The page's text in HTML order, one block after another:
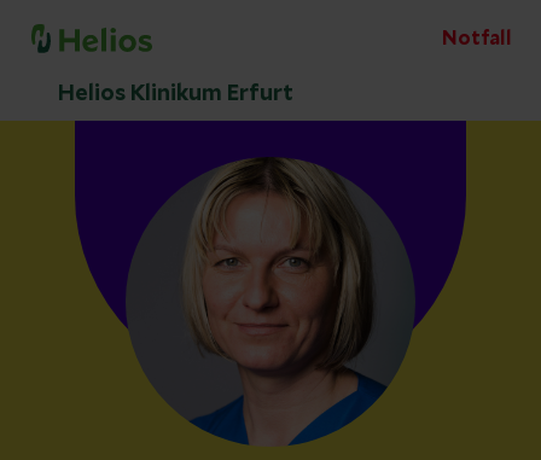
Notfall
Helios Klinikum Erfurt